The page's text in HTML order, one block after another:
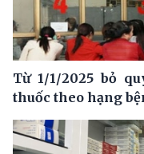
Từ 1/1/2025 bỏ
thuốc theo hạng